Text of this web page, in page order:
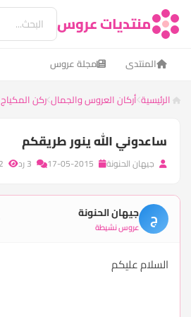
منتديات عروس
المنتدى مجلة عروس
الرئيسية أركان العروس والجمال ركن المكياج
ساعدوني الله ينور طريقكم
جيهان الحنونة
ج جيهان الحنونة
عروس نشيطة
السلام عليكم